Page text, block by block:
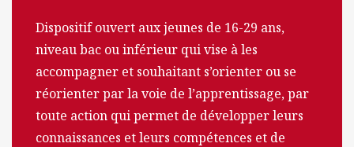
Dispositif ouvert aux jeunes de 16-29 ans,
niveau bac ou inférieur qui vise à les
accompagner et souhaitant s’orienter ou se
réorienter par la voie de l’apprentissage, par
toute action qui permet de développer leurs
connaissances et leurs compétences et de